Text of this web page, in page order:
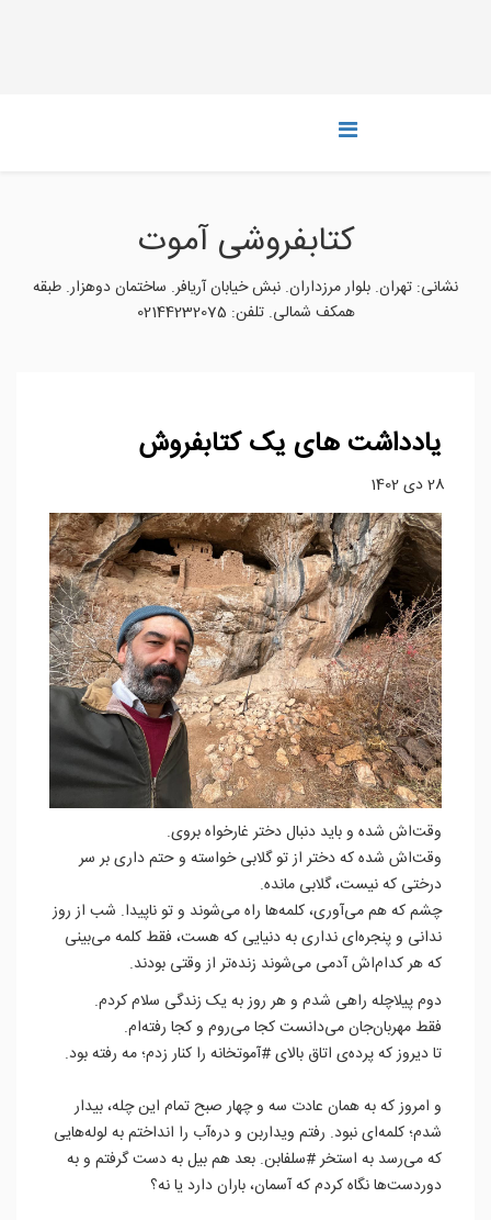
کتابفروشی آموت
نشانی: تهران. بلوار مرزداران. نبش خیابان آریافر. ساختمان دوهزار. طبقه‌
همکف شمالی. تلفن: 02144232075
یادداشت های یک کتابفروش
28 دی 1402
وقت‌اش شده و باید دنبال دختر غارخواه بروی.
وقت‌اش شده که دختر از تو گلابی خواسته و حتم داری بر سر
درختی که نیست، گلابی مانده.
چشم که هم می‌آوری، کلمه‌ها راه می‌شوند و تو ناپیدا. شب از روز
ندانی و پنجره‌ای نداری به دنیایی که هست، فقط کلمه می‌بینی
که هر کدام‌اش آدمی می‌شوند زنده‌تر از وقتی بودند.
دوم پیلاچله راهی شدم و هر روز به یک زندگی سلام کردم.
فقط مهربان‌جان می‌دانست کجا می‌روم و کجا رفته‌ام.
تا دیروز که پرده‌ی اتاق بالای #آموتخانه را کنار زدم؛ مه رفته بود.
و امروز که به همان عادت سه و چهار صبح تمام این چله، بیدار
شدم؛ کلمه‌ای نبود. رفتم ویداربن و دره‌آب را انداختم به لوله‌هایی
که می‌رسد به استخر #سلفابن. بعد هم بیل به دست گرفتم و به
دوردست‌ها نگاه کردم که آسمان، باران دارد یا نه؟